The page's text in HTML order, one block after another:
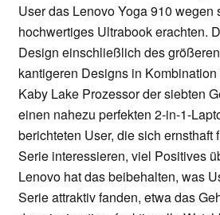
User das Lenovo Yoga 910 wegen
hochwertiges Ultrabook erachten.
Design einschließlich des
kantigeren Designs in
Kaby Lake Prozessor der siebten
einen nahezu perfekten 2-in-1-
berichteten User, die sich ernsthaft
Serie interessieren, viel Positives
Lenovo hat das beibehalten, was
Serie attraktiv fanden, etwa das